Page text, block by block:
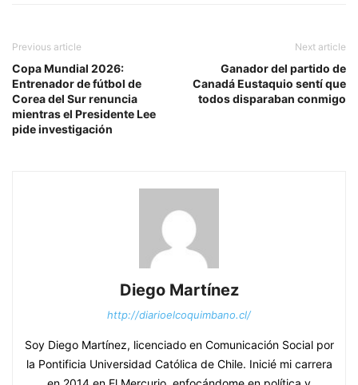
Previous article
Copa Mundial 2026:
Entrenador de fútbol de
Corea del Sur renuncia
mientras el Presidente Lee
pide investigación
Next article
Ganador del partido de
Canadá Eustaquio sentí que
todos disparaban conmigo
Diego Martínez
http://diarioelcoquimbano.cl/
Soy Diego Martínez, licenciado en Comunicación Social por
la Pontificia Universidad Católica de Chile. Inicié mi carrera